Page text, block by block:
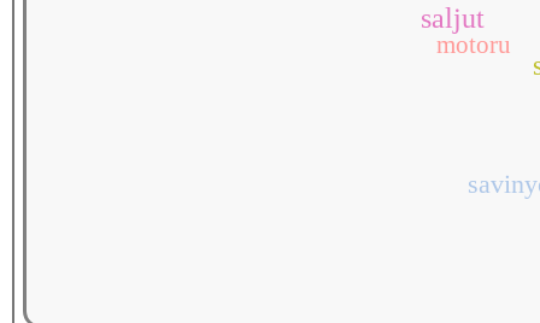
saljut
motoru